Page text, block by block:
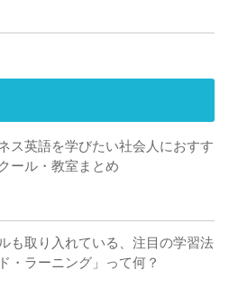
ス英語を学びたい社会人におすす
ール・教室まとめ
も取り入れている、注目の学習法
・ラーニング」って何？